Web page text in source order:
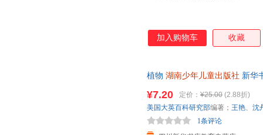
加入购物车 收藏
植物 湖南少年儿童出版社 新华
¥7.20 定价： ¥25.00 (2.88折)
1条评论
美国大英百科研究部编著； 王艳、 沈